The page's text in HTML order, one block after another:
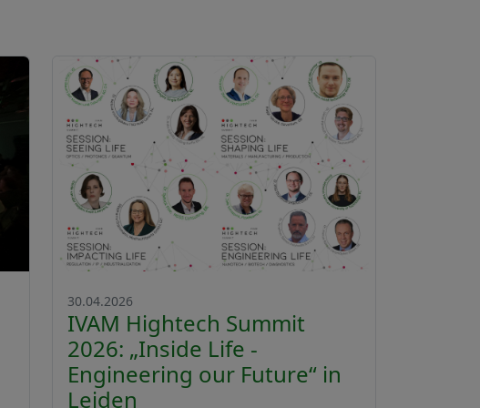
30.04.2026
IVAM Hightech Summit
2026: „Inside Life -
Engineering our Future“ in
Leiden